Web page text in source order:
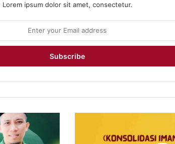
Lorem ipsum dolor sit amet, consectetur.